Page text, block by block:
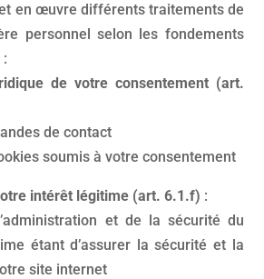
en œuvre différents traitements de
personnel selon les fondements
de votre consentement (art.
de contact
soumis à votre consentement
intérêt légitime (art. 6.1.f) :
et de la sécurité du
étant d’assurer la sécurité et la
site internet